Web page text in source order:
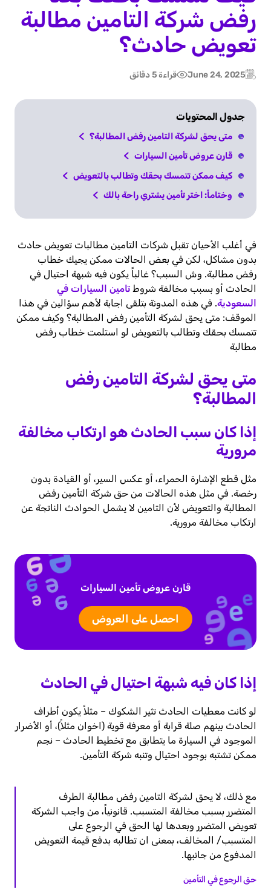
رفض شركة التامين مطالبة
تعويض حادث؟
Updated:
June 24, 2025
Postقراءة 5 دقائق
جدول المحتويات
متى يحق لشركة التامين رفض المطالبة؟
قارن عروض تأمين السيارات
كيف ممكن تتمسك بحقك وتطالب بالتعويض
وختاماً: اختر تأمين يشتري راحة بالك
في أغلب الأحيان تقبل شركات التامين مطالبات تعويض حادث
بدون مشاكل، لكن في بعض الحالات ممكن يجيك خطاب
رفض مطالبة. وش السبب؟ غالباً يكون فيه شبهة احتيال في
الحادث أو بسبب مخالفة شروطتامين السيارات في
السعودية. في هذه المدونة بتلقى اجابة لأهم سؤالين في هذا
الموقف: متى يحق لشركة التأمين رفض المطالبة؟ وكيف ممكن
تتمسك بحقك وتطالب بالتعويض لو استلمت خطاب رفض
مطالبة
متى يحق لشركة التامين رفض
المطالبة؟
إذا كان سبب الحادث هو ارتكاب مخالفة
مرورية
مثل قطع الإشارة الحمراء، أو عكس السير، أو القيادة بدون
رخصة. في مثل هذه الحالات من حق شركة التأمين رفض
المطالبة والتعويض لأن التامين لا يشمل الحوادث الناتجة عن
ارتكاب مخالفة مرورية.
قارن عروض تأمين السيارات
احصل على العروض
إذا كان فيه شبهة احتيال في الحادث
لو كانت معطيات الحادث تثير الشكوك – مثلاً يكون أطراف
الحادث بينهم صلة قرابة أو معرفة قوية (اخوان مثلاً)، أو الأضرار
الموجود في السيارة ما يتطابق مع تخطيط الحادث – نجم
ممكن تشتبه بوجود احتيال وتنبه شركة التأمين.
مع ذلك، لا يحق لشركة التامين رفض مطالبة الطرف
المتضرر بسبب مخالفة المتسبب. قانونياً، من واجب الشركة
تعويض المتضرر وبعدها لها الحق في الرجوع على
المتسبب/ المخالف، بمعنى ان تطالبه بدفع قيمة التعويض
المدفوع من جانبها.
حق الرجوع في التأمين